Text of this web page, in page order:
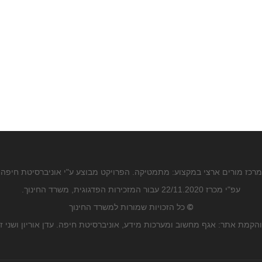
מרכז מורים ארצי במקצוע: מתמטיקה. הפרויקט מבוצע ע"י אוניברסיטת חיפה
עפ"י מכרז 22/11.2020 עבור המזכירות הפדגוגית, משרד החינוך.
© כל הזכויות שמורות למשרד החינוך
אתר: אגף מחשוב ומערכות מידע, אוניברסיטת חיפה. עדן אוריון ושני